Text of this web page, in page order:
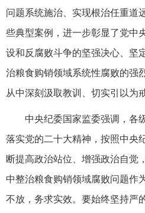
问题系统施治、实现根治任重道
些典型案例，进一步彰显了党中
设和反腐败斗争的坚强决心、坚
治粮食购销领域系统性腐败的强
从中深刻汲取教训、切实引以为戒
中央纪委国家监委强调，各
落实党的二十大精神，按照中央
断提高政治站位、增强政治自觉
中整治粮食购销领域腐败问题作
不放，务求实效。要始终坚持严